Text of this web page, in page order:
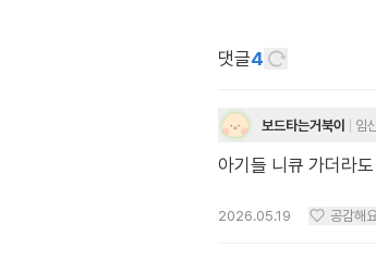
댓글4
보드타는거북이 임
아기들 니큐 가더라
2026.05.19 공감해